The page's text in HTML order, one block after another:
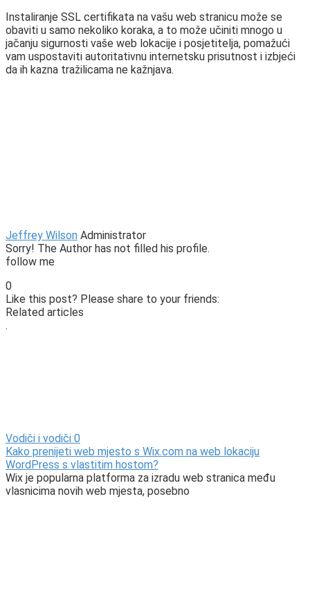
Instaliranje SSL certifikata na vašu web stranicu može se
obaviti u samo nekoliko koraka, a to može učiniti mnogo u
jačanju sigurnosti vaše web lokacije i posjetitelja, pomažući
vam uspostaviti autoritativnu internetsku prisutnost i izbjeći
da ih kazna tražilicama ne kažnjava.
Jeffrey Wilson Administrator
Sorry! The Author has not filled his profile.
follow me
0
Like this post? Please share to your friends:
Related articles
.
Vodiči i vodiči 0
Kako prenijeti web mjesto s Wix.com na web lokaciju
WordPress s vlastitim hostom?
Wix je popularna platforma za izradu web stranica među
vlasnicima novih web mjesta, posebno